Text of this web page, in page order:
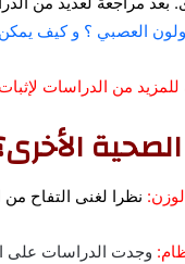
العصبي ؟ و كيف
من الدراسات لإثبات
نظرا لغنى التفاح من
وجدت الدراسات على